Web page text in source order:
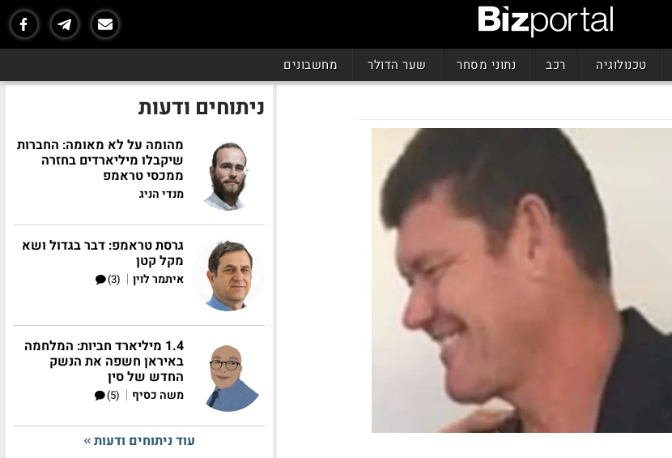
טכנולוגיה רכב נתוני מסחר שער הדולר מחשבונים
ניתוחים ודעות
מהומה על לא מאומה: החברות
שיקבלו מיליארדים בחזרה
ממכסי טראמפ
מנדי הניג
גרסת טראמפ: דבר בגדול ושא
מקל קטן
איתמר לוין |
(3)
1.4 מיליארד חביות: המלחמה
באיראן חשפה את הנשק
החדש של סין
משה כסיף |
(5)
עוד ניתוחים ודעות